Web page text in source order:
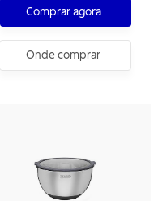
Comprar agora
Onde comprar